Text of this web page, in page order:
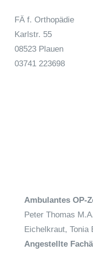
FÄ f. Orthopädie
Karlstr. 55
08523 Plauen
03741 223698
Ambulantes OP-
Peter Thomas
Eichelkraut, Tonia
Angestellte